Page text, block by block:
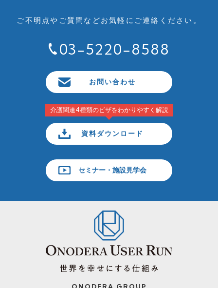
ご不明点やご質問などお気軽にご連絡ください。
03-5220-8588
お問い合わせ
介護関連4種類のビザをわかりやすく解説
資料ダウンロード
セミナー・施設見学会